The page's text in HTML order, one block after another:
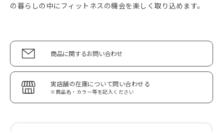
の暮らしの中にフィットネスの機会を楽しく取り込めます。
商品に関するお問い合わせ
実店舗の在庫について問い合わせる
※商品名・カラー等を記入ください